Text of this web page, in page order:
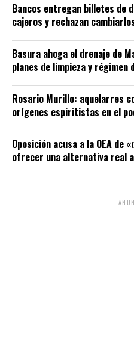
Bancos entregan billetes de
cajeros y rechazan
Basura ahoga el drenaje de
planes de limpieza y régimen
Rosario Murillo: aquelarres
orígenes espiritistas en el
Oposición acusa a la OEA de
ofrecer una alternativa real